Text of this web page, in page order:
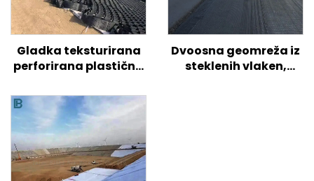
Gladka teksturirana
perforirana plastična
ojačitev tal na
cestah/hribih/pobočjih
Dvoosna geomreža iz
steklenih vlaken,